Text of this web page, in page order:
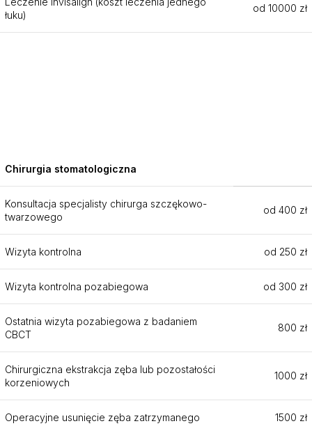
łuku)
od 10000 zł
Chirurgia stomatologiczna
Konsultacja specjalisty chirurga szczękowo-
twarzowego
od 400 zł
Wizyta kontrolna od 250 zł
Wizyta kontrolna pozabiegowa od 300 zł
Ostatnia wizyta pozabiegowa z badaniem
CBCT
800 zł
Chirurgiczna ekstrakcja zęba lub pozostałości
korzeniowych
1000 zł
Operacyjne usunięcie zęba zatrzymanego 1500 zł